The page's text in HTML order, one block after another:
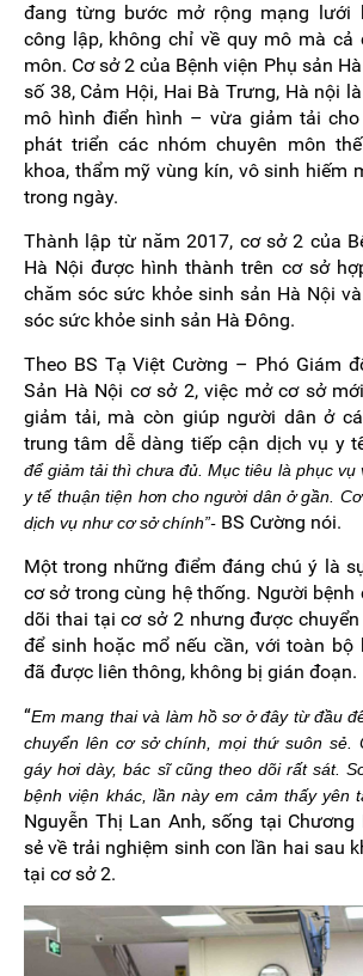
đang từng bước mở rộng mạng lưới
công lập, không chỉ về quy mô mà cả
môn. Cơ sở 2 của Bệnh viện Phụ sản
số 38, Cảm Hội, Hai Bà Trưng, Hà nội
mô hình điển hình – vừa giảm tải
phát triển các nhóm chuyên môn
khoa, thẩm mỹ vùng kín, vô sinh hiếm
trong ngày.
Thành lập từ năm 2017, cơ sở 2 của
Hà Nội được hình thành trên cơ sở
chăm sóc sức khỏe sinh sản Hà Nội
sóc sức khỏe sinh sản Hà Đông.
Theo BS Tạ Việt Cường – Phó Giám
Sản Hà Nội cơ sở 2, việc mở cơ sở
giảm tải, mà còn giúp người dân ở
trung tâm dễ dàng tiếp cận dịch vụ y
để giảm tải thì chưa đủ. Mục tiêu là phục vụ
y tế thuận tiện hơn cho người dân ở gần.
dịch vụ như cơ sở chính”- BS Cường nói.
Một trong những điểm đáng chú ý là
cơ sở trong cùng hệ thống. Người bệnh
dõi thai tại cơ sở 2 nhưng được
để sinh hoặc mổ nếu cần, với toàn bộ
đã được liên thông, không bị gián đoạn.
“Em mang thai và làm hồ sơ ở đây từ đầu
chuyển lên cơ sở chính, mọi thứ suôn sẻ.
gáy hơi dày, bác sĩ cũng theo dõi rất sát.
bệnh viện khác, lần này em cảm thấy yên
Nguyễn Thị Lan Anh, sống tại Chương
sẻ về trải nghiệm sinh con lần hai sau
tại cơ sở 2.